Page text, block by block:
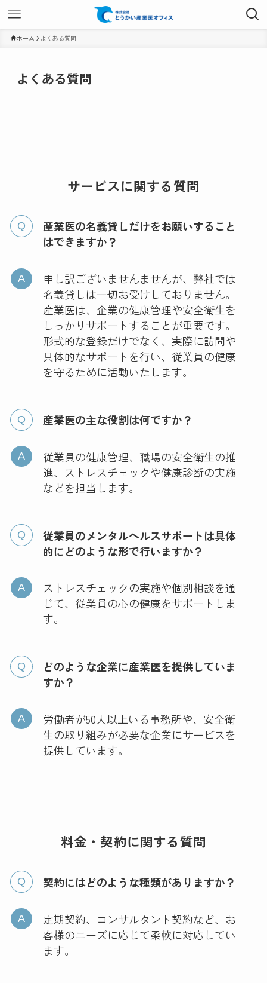
ホーム よくある質問
よくある質問
サービスに関する質問
産業医の名義貸しだけをお願いすること
はできますか？
申し訳ございませんませんが、弊社では
名義貸しは一切お受けしておりません。
産業医は、企業の健康管理や安全衛生を
しっかりサポートすることが重要です。
形式的な登録だけでなく、実際に訪問や
具体的なサポートを行い、従業員の健康
を守るために活動いたします。
産業医の主な役割は何ですか？
従業員の健康管理、職場の安全衛生の推
進、ストレスチェックや健康診断の実施
などを担当します。
従業員のメンタルヘルスサポートは具体
的にどのような形で行いますか？
ストレスチェックの実施や個別相談を通
じて、従業員の心の健康をサポートしま
す。
どのような企業に産業医を提供していま
すか？
労働者が50人以上いる事務所や、安全衛
生の取り組みが必要な企業にサービスを
提供しています。
料金・契約に関する質問
契約にはどのような種類がありますか？
定期契約、コンサルタント契約など、お
客様のニーズに応じて柔軟に対応してい
ます。